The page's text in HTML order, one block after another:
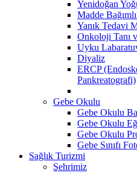
Yenidoğan
Madde
Yanık Tedavi
Onkoloji Tanı
Uyku
Diyaliz
ERCP
Pankreatografi)
Gebe Okulu
Gebe Okulu
Gebe Okulu
Gebe Okulu
Gebe Sınıfı
Sağlık Turizmi
Şehrimiz